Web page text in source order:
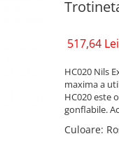
517,64 Lei
HC020 Nils
maxima a
HC020 este
gonflabile.
Culoare: